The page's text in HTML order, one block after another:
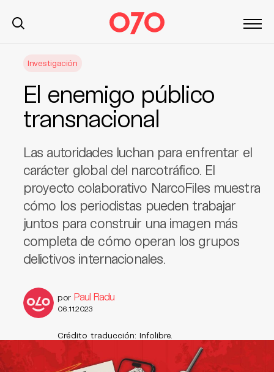
Investigación
El enemigo público
transnacional
Las autoridades luchan para enfrentar el
carácter global del narcotráfico. El
proyecto colaborativo NarcoFiles muestra
cómo los periodistas pueden trabajar
juntos para construir una imagen más
completa de cómo operan los grupos
delictivos internacionales.
por Paul Radu
06.11.2023
Crédito traducción: Infolibre.